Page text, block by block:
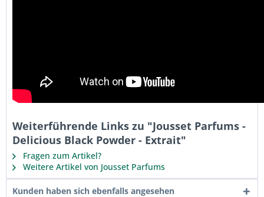
Weiterführende Links zu "Jousset Parfums -
Delicious Black Powder - Extrait"
Fragen zum Artikel?
Weitere Artikel von Jousset Parfums
Kunden haben sich ebenfalls angesehen